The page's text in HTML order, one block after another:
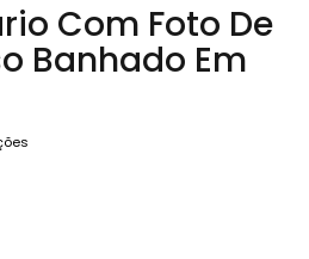
Com Foto De
Banhado Em